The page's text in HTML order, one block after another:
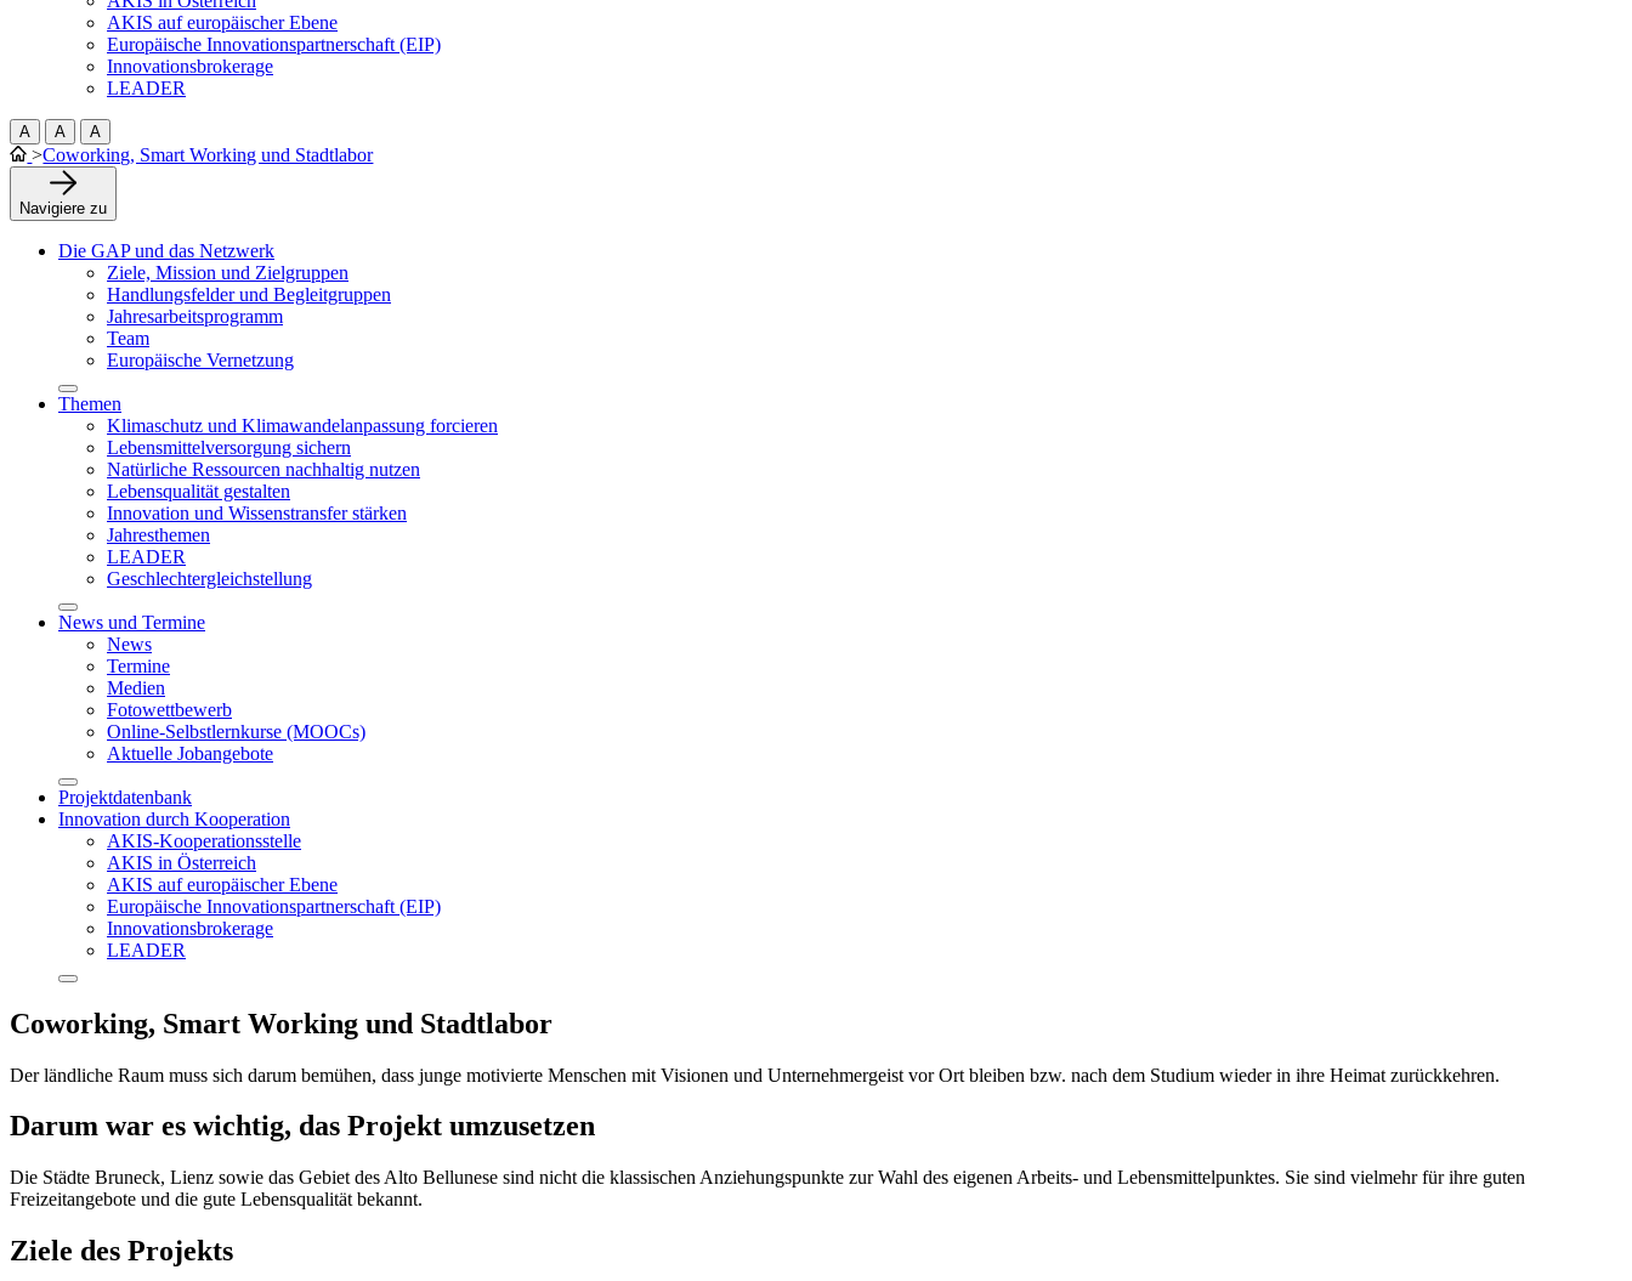
AKIS auf europäischer Ebene
Europäische Innovationspartnerschaft (EIP)
Innovationsbrokerage
LEADER
A A A
>Coworking, Smart Working und Stadtlabor
Navigiere zu
Die GAP und das Netzwerk
Ziele, Mission und Zielgruppen
Handlungsfelder und Begleitgruppen
Jahresarbeitsprogramm
Team
Europäische Vernetzung
Themen
Klimaschutz und Klimawandelanpassung forcieren
Lebensmittelversorgung sichern
Natürliche Ressourcen nachhaltig nutzen
Lebensqualität gestalten
Innovation und Wissenstransfer stärken
Jahresthemen
LEADER
Geschlechtergleichstellung
News und Termine
News
Termine
Medien
Fotowettbewerb
Online-Selbstlernkurse (MOOCs)
Aktuelle Jobangebote
Projektdatenbank
Innovation durch Kooperation
AKIS-Kooperationsstelle
AKIS in Österreich
AKIS auf europäischer Ebene
Europäische Innovationspartnerschaft (EIP)
Innovationsbrokerage
LEADER
Coworking, Smart Working und Stadtlabor
Der ländliche Raum muss sich darum bemühen, dass junge motivierte Menschen mit Visionen und Unternehmergeist vor Ort bleiben bzw. nach dem Studium wieder in ihre Heimat zurückkehren.
Darum war es wichtig, das Projekt umzusetzen
Die Städte Bruneck, Lienz sowie das Gebiet des Alto Bellunese sind nicht die klassischen Anziehungspunkte zur Wahl des eigenen Arbeits- und Lebensmittelpunktes. Sie sind vielmehr für ihre guten
Freizeitangebote und die gute Lebensqualität bekannt.
Ziele des Projekts